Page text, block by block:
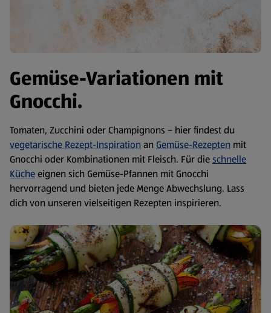
Gemüse-Variationen mit
Gnocchi.
Tomaten, Zucchini oder Champignons – hier findest du
vegetarische Rezept-Inspiration an Gemüse-Rezepten mit
Gnocchi oder Kombinationen mit Fleisch. Für dieschnelle
Kücheeignen sich Gemüse-Pfannen mit Gnocchi
hervorragend und bieten jede Menge Abwechslung. Lass
dich von unseren vielseitigen Rezepten inspirieren.